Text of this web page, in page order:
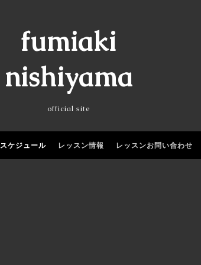
fumiaki
nishiyama
official site
スケジュール レッスン情報 レッスンお問い合わせ